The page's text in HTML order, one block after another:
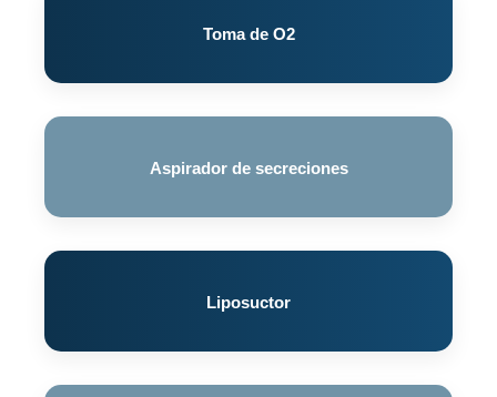
Toma de O2
Aspirador de secreciones
Liposuctor